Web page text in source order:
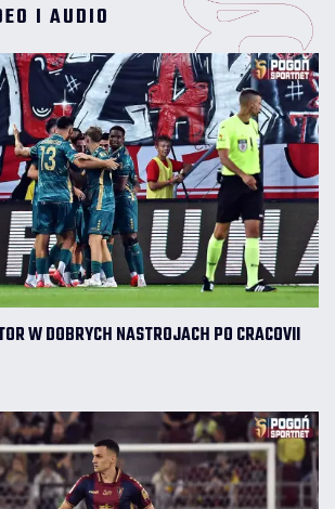
I AUDIO
W DOBRYCH NASTROJACH PO CRACOVII